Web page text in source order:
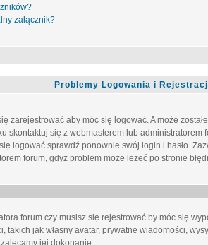
załącznik?
Problemy Logowania i
zarejestrować aby móc się logować. A może
skontaktuj się z webmasterem lub administratorem
logować sprawdź ponownie swój login i hasło.
forum, gdyż problem może leżeć po stronie
forum czy musisz się rejestrować by móc się
jak własny avatar, prywatne wiadomości,
jej dokonanie.